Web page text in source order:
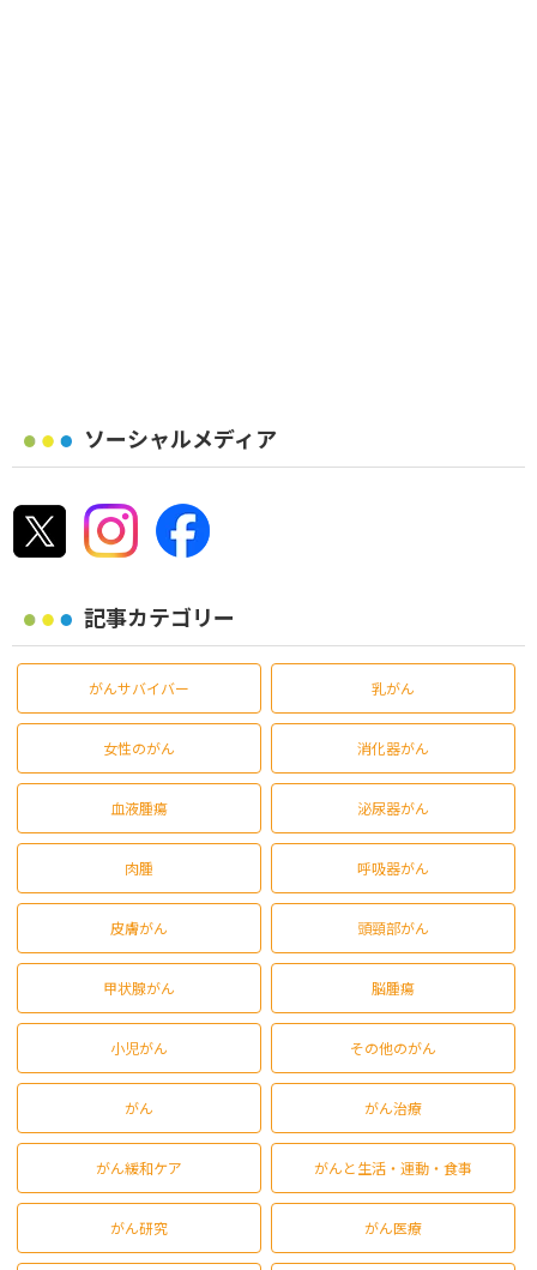
ソーシャルメディア
記事カテゴリー
がんサバイバー 乳がん
女性のがん 消化器がん
血液腫瘍 泌尿器がん
肉腫 呼吸器がん
皮膚がん 頭頸部がん
甲状腺がん 脳腫瘍
小児がん その他のがん
がん がん治療
がん緩和ケア がんと生活・運動・食事
がん研究 がん医療